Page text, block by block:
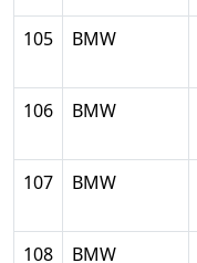
105 BMW
106 BMW
107 BMW
108 BMW